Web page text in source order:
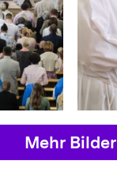
Mehr Bilder